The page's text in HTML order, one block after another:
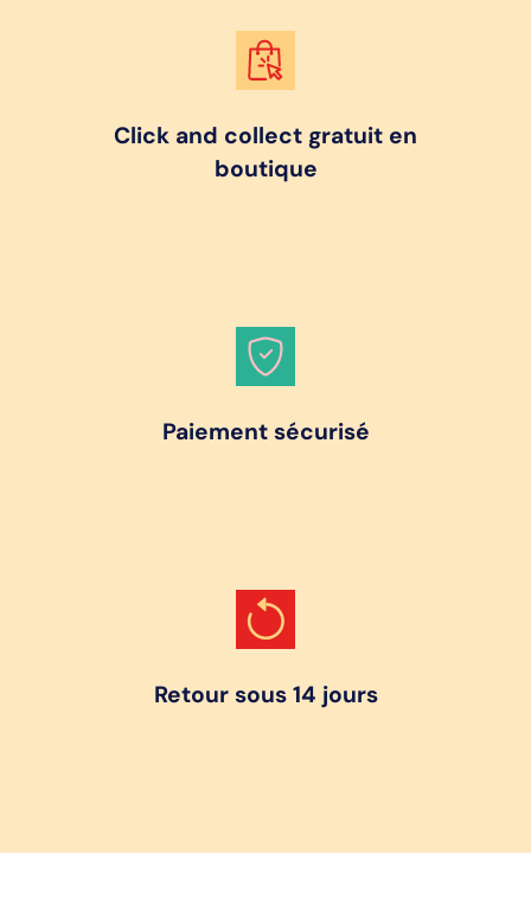
Click and collect gratuit en
boutique
Paiement sécurisé
Retour sous 14 jours